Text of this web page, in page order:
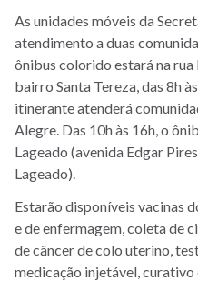
As unidades móveis da
atendimento a duas
ônibus colorido estará na rua
bairro Santa Tereza, das 8h
itinerante atenderá
Alegre. Das 10h às 16h, o
Lageado (avenida Edgar
Lageado).
Estarão disponíveis vacinas
e de enfermagem, coleta de
de câncer de colo uterino,
medicação injetável, curativo